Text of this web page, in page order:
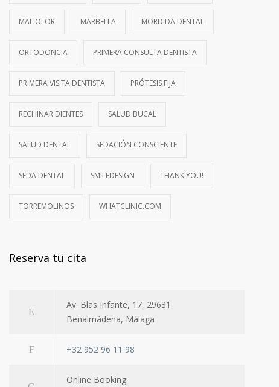
MAL OLOR MARBELLA MORDIDA DENTAL
ORTODONCIA PRIMERA CONSULTA DENTISTA
PRIMERA VISITA DENTISTA PRÓTESIS FIJA
RECHINAR DIENTES SALUD BUCAL
SALUD DENTAL SEDACIÓN CONSCIENTE
SEDA DENTAL SMILEDESIGN THANK YOU!
TORREMOLINOS WHATCLINIC.COM
Reserva tu cita
Av. Blas Infante, 17, 29631
Benalmádena, Málaga
+32 952 96 11 98
Online Booking: